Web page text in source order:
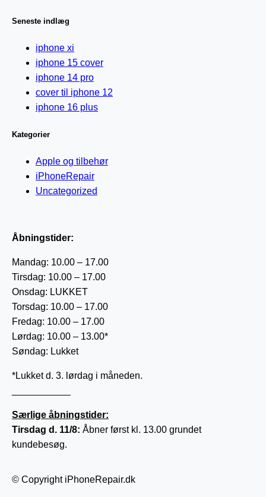
Seneste indlæg
iphone xi
iphone 15 cover
iphone 14 pro
cover til iphone 12
iphone 16 plus
Kategorier
Apple og tilbehør
iPhoneRepair
Uncategorized
Åbningstider:
Mandag: 10.00 – 17.00
Tirsdag: 10.00 – 17.00
Onsdag: LUKKET
Torsdag: 10.00 – 17.00
Fredag: 10.00 – 17.00
Lørdag: 10.00 – 13.00*
Søndag: Lukket
*Lukket d. 3. lørdag i måneden.
Særlige åbningstider:
Tirsdag d. 11/8: Åbner først kl. 13.00 grundet
kundebesøg.
© Copyright iPhoneRepair.dk